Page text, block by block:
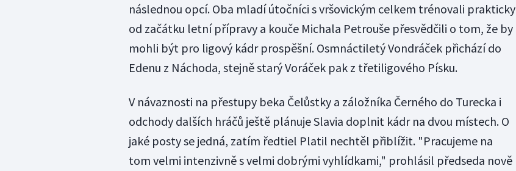
následnou opcí. Oba mladí útočníci s vršovickým celkem trénovali prakticky
od začátku letní přípravy a kouče Michala Petrouše přesvědčili o tom, že by
mohli být pro ligový kádr prospěšní. Osmnáctiletý Vondráček přichází do
Edenu z Náchoda, stejně starý Voráček pak z třetiligového Písku.
V návaznosti na přestupy beka Čelůstky a záložníka Černého do Turecka i
odchody dalších hráčů ještě plánuje Slavia doplnit kádr na dvou místech. O
jaké posty se jedná, zatím ředtiel Platil nechtěl přiblížit. "Pracujeme na
tom velmi intenzivně s velmi dobrými vyhlídkami," prohlásil předseda nově